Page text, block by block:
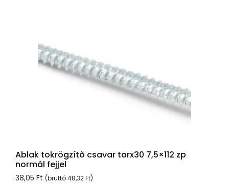
Ablak tokrögzítõ csavar torx30 7,5×112 zp
normál fejjel
38,05 Ft (bruttó48,32Ft)